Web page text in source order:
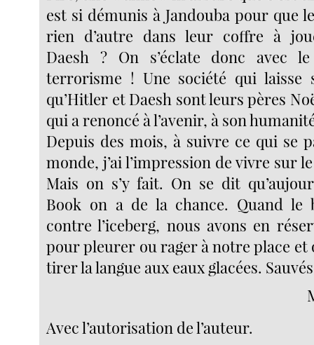
est si démunis à Jandouba pour que
rien d’autre dans leur coffre à
Daesh ? On s’éclate donc avec
terrorisme ! Une société qui laisse
qu’Hitler et Daesh sont leurs pères
qui a renoncé à l’avenir, à son
Depuis des mois, à suivre ce qui se
monde, j’ai l’impression de vivre sur
Mais on s’y fait. On se dit
Book on a de la chance. Quand le
contre l’iceberg, nous avons en
pour pleurer ou rager à notre place
tirer la langue aux eaux glacées.
Avec l’autorisation de l’auteur.